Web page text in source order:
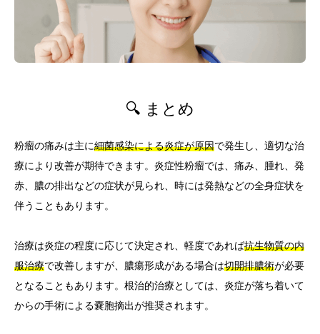
🔍 まとめ
粉瘤の痛みは主に細菌感染による炎症が原因で発生し、適切な治
療により改善が期待できます。炎症性粉瘤では、痛み、腫れ、発
赤、膿の排出などの症状が見られ、時には発熱などの全身症状を
伴うこともあります。
治療は炎症の程度に応じて決定され、軽度であれば抗生物質の内
服治療で改善しますが、膿瘍形成がある場合は切開排膿術が必要
となることもあります。根治的治療としては、炎症が落ち着いて
からの手術による嚢胞摘出が推奨されます。